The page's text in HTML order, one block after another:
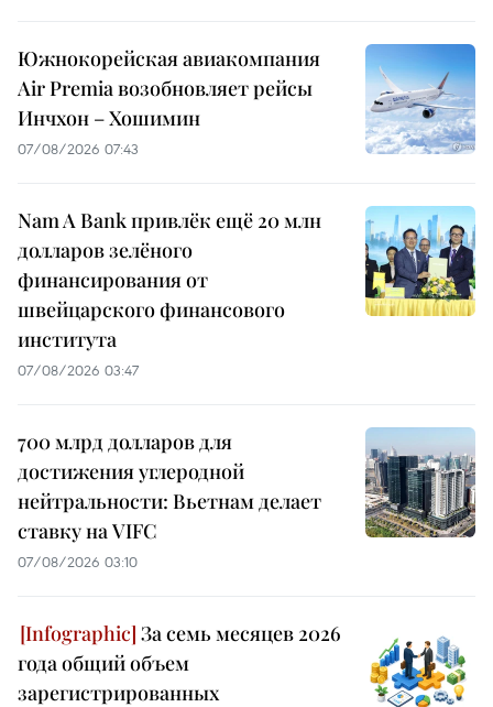
Южнокорейская авиакомпания
Air Premia возобновляет рейсы
Инчхон – Хошимин
07/08/2026 07:43
Nam A Bank привлёк ещё 20 млн
долларов зелёного
финансирования от
швейцарского финансового
института
07/08/2026 03:47
700 млрд долларов для
достижения углеродной
нейтральности: Вьетнам делает
ставку на VIFC
07/08/2026 03:10
За семь месяцев 2026
года общий объем
зарегистрированных